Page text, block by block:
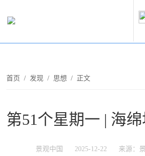
首页 /发现 / 思想 / 正文
第51个星期一 | 海
景观中国 2025-12-22 来源：